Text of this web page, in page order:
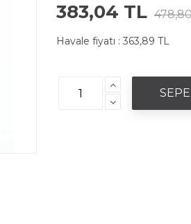
383,04 TL
Havale fiyatı : 363,89 TL